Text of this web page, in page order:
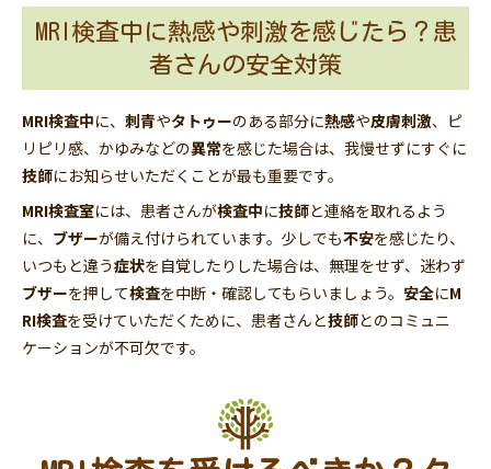
MRI検査中に熱感や刺激を感じたら？患
者さんの安全対策
MRI検査中に、 刺青やタトゥーのある部分に熱感や皮膚刺激、ピ
リピリ感、かゆみなどの異常を感じた場合は、我慢せずにすぐに
技師にお知らせいただくことが最も重要です。
MRI検査室には、患者さんが検査中に技師と連絡を取れるよう
に、 ブザーが備え付けられています。少しでも不安を感じたり、
いつもと違う症状を自覚したりした場合は、無理をせず、迷わず
ブザーを押して検査を中断・確認してもらいましょう。 安全にM
RI検査を受けていただくために、患者さんと技師とのコミュニ
ケーションが不可欠です。